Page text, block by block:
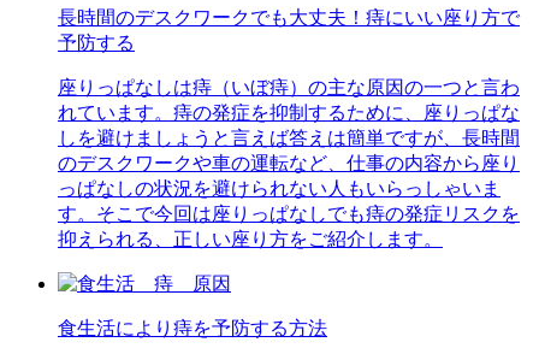
長時間のデスクワークでも大丈夫！痔にいい座り方で
予防する
座りっぱなしは痔（いぼ痔）の主な原因の一つと言わ
れています。痔の発症を抑制するために、座りっぱな
しを避けましょうと言えば答えは簡単ですが、長時間
のデスクワークや車の運転など、仕事の内容から座り
っぱなしの状況を避けられない人もいらっしゃいま
す。そこで今回は座りっぱなしでも痔の発症リスクを
抑えられる、正しい座り方をご紹介します。
食生活により痔を予防する方法